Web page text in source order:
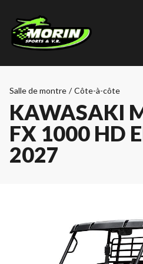
Salle de montre / Côte-à-côte
KAWASAKI
FX 1000 HD
2027